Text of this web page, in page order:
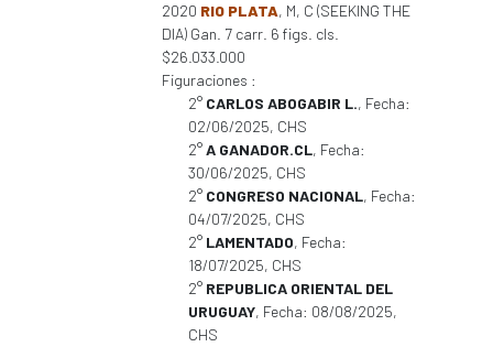
2020 RIO PLATA, M, C (SEEKING THE
DIA) Gan. 7 carr. 6 figs. cls.
$26.033.000
Figuraciones :
2° CARLOS ABOGABIR L., Fecha:
02/06/2025, CHS
2°A GANADOR.CL, Fecha:
30/06/2025, CHS
2° CONGRESO NACIONAL, Fecha:
04/07/2025, CHS
2° LAMENTADO, Fecha:
18/07/2025, CHS
2° REPUBLICA ORIENTAL DEL
URUGUAY, Fecha: 08/08/2025,
CHS